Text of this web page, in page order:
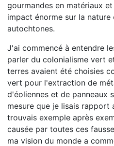
gourmandes en matériaux
impact énorme sur la nature
autochtones.
J'ai commencé à entendre
parler du colonialisme vert
terres avaient été choisies
vert pour l'extraction de
d'éoliennes et de panneaux
mesure que je lisais
trouvais exemple après
causée par toutes ces
ma vision du monde a